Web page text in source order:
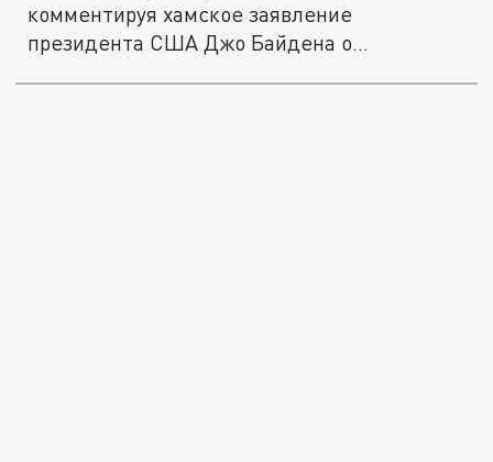
комментируя хамское заявление
президента США Джо Байдена о